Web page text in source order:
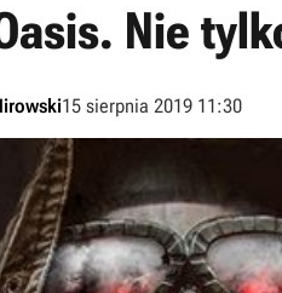
Nie
15 sierpnia 2019 11:30